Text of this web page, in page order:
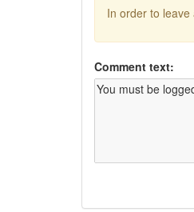
In order to
Comment text: